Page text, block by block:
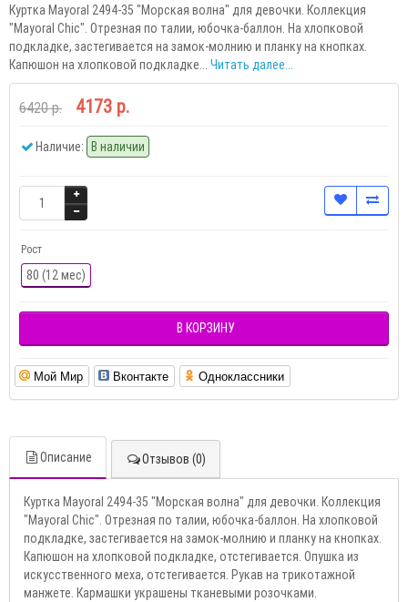
Куртка Mayoral 2494-35 "Морская волна" для девочки. Коллекция
"Mayoral Chic". Отрезная по талии, юбочка-баллон. На хлопковой
подкладке, застегивается на замок-молнию и планку на кнопках.
Капюшон на хлопковой подкладке... Читать далее...
6420 р. 4173 р.
Наличие: В наличии
Рост
80 (12 мес)
В КОРЗИНУ
Мой Мир Вконтакте Одноклассники
Описание Отзывов (0)
Куртка Mayoral 2494-35 "Морская волна" для девочки. Коллекция
"Mayoral Chic". Отрезная по талии, юбочка-баллон. На хлопковой
подкладке, застегивается на замок-молнию и планку на кнопках.
Капюшон на хлопковой подкладке, отстегивается. Опушка из
искусcтвенного меха, отстегивается. Рукав на трикотажной
манжете. Кармашки украшены тканевыми розочками.